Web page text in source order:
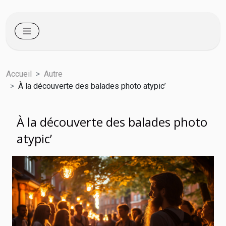
Accueil
Autre
À la découverte des balades photo atypic’
À la découverte des balades photo
atypic’